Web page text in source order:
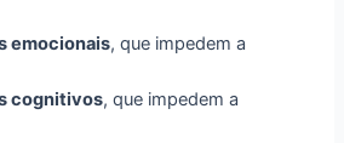
emocionais, que impedem a
cognitivos, que impedem a